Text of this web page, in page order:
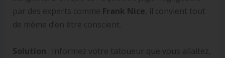
par des experts comme Frank Nice , il convient tout
de même d’en être conscient.
Solution : Informez votre tatoueur que vous allaitez,